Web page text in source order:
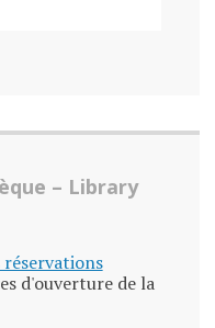
– Library
d'ouverture de la